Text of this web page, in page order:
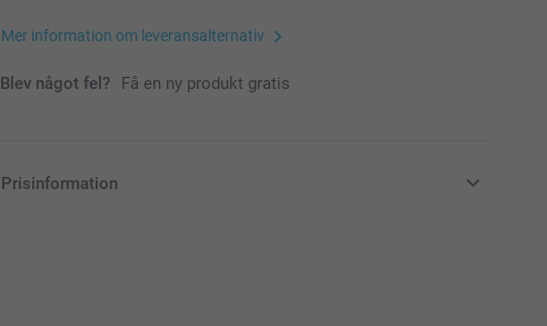
Mer information om leveransalternativ
Blev något fel? Få en ny produkt gratis
Prisinformation